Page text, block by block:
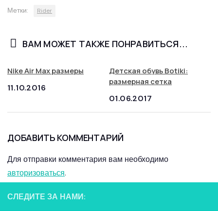
Метки: Rider
ВАМ МОЖЕТ ТАКЖЕ ПОНРАВИТЬСЯ...
Nike Air Max размеры
11.10.2016
Детская обувь Botiki:
размерная сетка
01.06.2017
ДОБАВИТЬ КОММЕНТАРИЙ
Для отправки комментария вам необходимо
авторизоваться.
СЛЕДИТЕ ЗА НАМИ: